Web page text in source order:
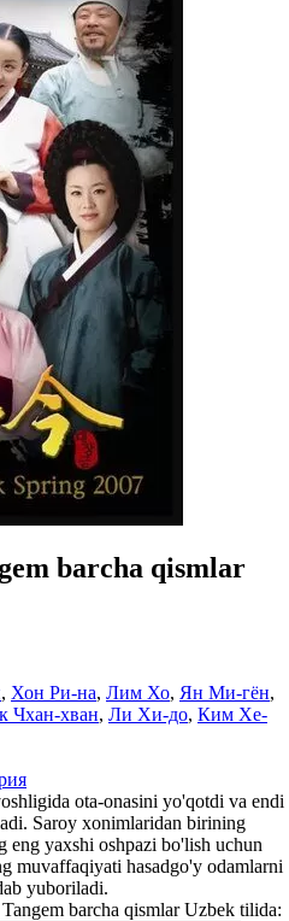
barcha qismlar
, Хон Ри-на, Лим Хо, Ян Ми-гён,
Чхан-хван, Ли Хи-до, Ким Хе-
ota-onasini yo'qotdi va endi
Saroy xonimlaridan birining
eng yaxshi oshpazi bo'lish uchun
muvaffaqiyati hasadgo'y odamlarni
yuboriladi.
barcha qismlar Uzbek tilida: